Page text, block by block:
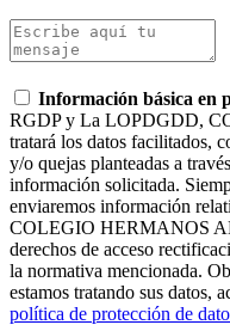
Información básica en
RGDP y La LOPDGDD,
tratará los datos facilitados,
y/o quejas planteadas a
información solicitada.
enviaremos información
COLEGIO HERMANOS
derechos de acceso
la normativa mencionada.
estamos tratando sus datos,
política de protección de